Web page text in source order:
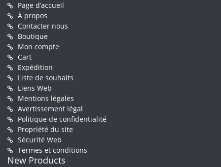
Page d’accueil
À propos
Contacter nous
Boutique
Mon compte
Cart
Expédition
Liste de souhaits
Liens Web
Mentions légales
Avertissement légal
Politique de confidentialité
Propriété du site
Sécurité Web
Termes et conditions
New Products